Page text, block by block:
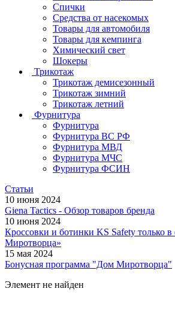
Спички
Средства от насекомых
Товары для автомобиля
Товары для кемпинга
Химический свет
Шокеры
Трикотаж
Трикотаж демисезонный
Трикотаж зимний
Трикотаж летний
Фурнитура
Фурнитура
Фурнитура ВС РФ
Фурнитура МВД
Фурнитура МЧС
Фурнитура ФСИН
Статьи
10 июня 2024
Giena Tactics - Обзор товаров бренда
10 июня 2024
Кроссовки и ботинки KS Safety только
Миротворца»
15 мая 2024
Бонусная программа "Дом Миротворца"
Элемент не найден